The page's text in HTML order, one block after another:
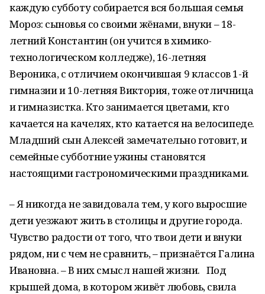
каждую субботу собирается вся большая семья
Мороз: сыновья со своими жёнами, внуки – 18-
летний Константин (он учится в химико-
технологическом колледже), 16-летняя
Вероника, с отличием окончившая 9 классов 1-й
гимназии и 10-летняя Виктория, тоже отличница
и гимназистка. Кто занимается цветами, кто
качается на качелях, кто катается на велосипеде.
Младший сын Алексей замечательно готовит, и
семейные субботние ужины становятся
настоящими гастрономическими праздниками.
– Я никогда не завидовала тем, у кого выросшие
дети уезжают жить в столицы и другие города.
Чувство радости от того, что твои дети и внуки
рядом, ни с чем не сравнить, – признаётся Галина
Ивановна. – В них смысл нашей жизни. Под
крышей дома, в котором живёт любовь, свила